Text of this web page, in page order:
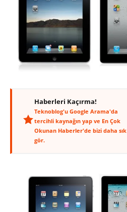
Haberleri Kaçırma!
Teknoblog'u Google Arama'da
tercihli kaynağın yap ve En Çok
Okunan Haberler'de bizi daha sık
gör.